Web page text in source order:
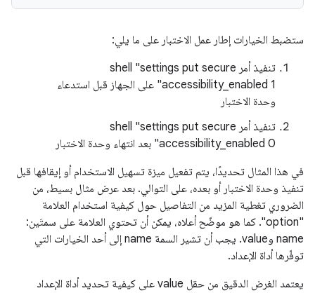
ستضبط الخيارات إطار عمل الاختبار على ما يلي:
تنفيذ أمر shell "settings put secure
accessibility_enabled 1" على الجهاز قبل استدعاء
وحدة الاختبار
تنفيذ أمر shell "settings put secure
accessibility_enabled 0" بعد انتهاء وحدة الاختبار
في هذا المثال تحديدًا، يتم تفعيل ميزة تسهيل الاستخدام أو إيقافها قبل
تنفيذ وحدة الاختبار أو بعده، على التوالي. بعد عرض مثال بسيط، من
الضروري تغطية المزيد من التفاصيل حول كيفية استخدام العلامة
"option". كما هو موضّح أعلاه، يمكن أن تحتوي العلامة على سمتَين:
name وvalue. يجب أن تشير السمة name إلى أحد الخيارات التي
توفّرها أداة الإعداد.
يعتمد الغرض الدقيق من حقل value على كيفية تحديد أداة الإعداد